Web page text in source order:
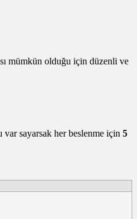
mümkün olduğu için düzenli ve
sayarsak her beslenme için 5